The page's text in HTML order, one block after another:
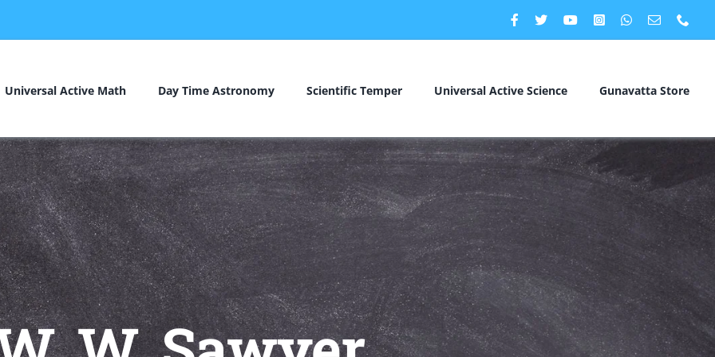
Universal Active Math Day Time Astronomy Scientific Temper Universal Active Science Gunavatta Store